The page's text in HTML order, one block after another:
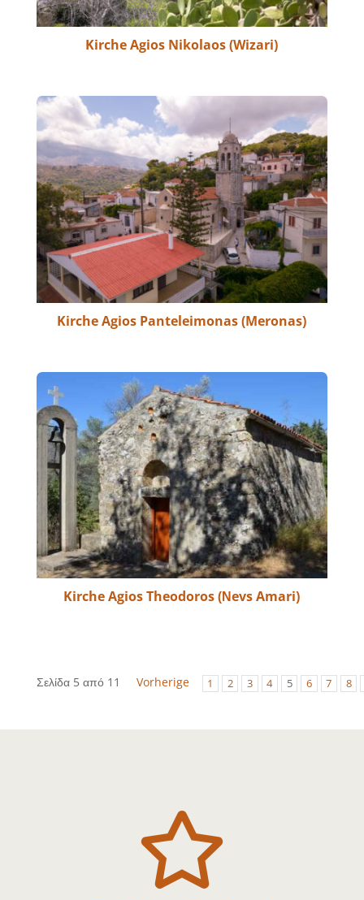
Kirche Agios Nikolaos (Wizari)
Kirche Agios Panteleimonas (Meronas)
Kirche Agios Theodoros (Νevs Amari)
Σελίδα 5 από 11 Vorherige 1 2 3 4 5 6 7 8
